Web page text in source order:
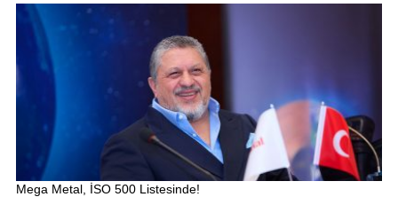
Mega Metal, İSO 500 Listesinde!